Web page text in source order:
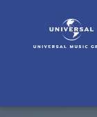
Musik